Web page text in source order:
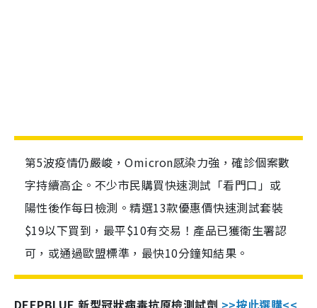
第5波疫情仍嚴峻，Omicron感染力強，確診個案數
字持續高企。不少市民購買快速測試「看門口」或
陽性後作每日檢測。精選13款優惠價快速測試套裝
$19以下買到，最平$10有交易！產品已獲衛生署認
可，或通過歐盟標準，最快10分鐘知結果。
DEEPBLUE 新型冠狀病毒抗原檢測試劑 >>按此選購<<